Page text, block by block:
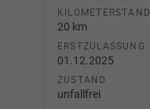
KILOMETERSTAND
20 km
ERSTZULASSUNG
01.12.2025
ZUSTAND
unfallfrei